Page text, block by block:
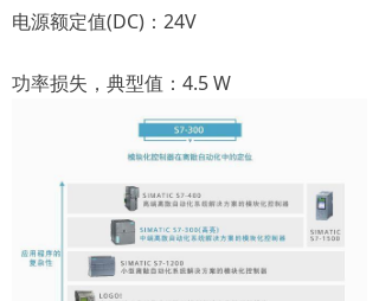
电源额定值(DC)：24V
功率损失，典型值：4.5 W